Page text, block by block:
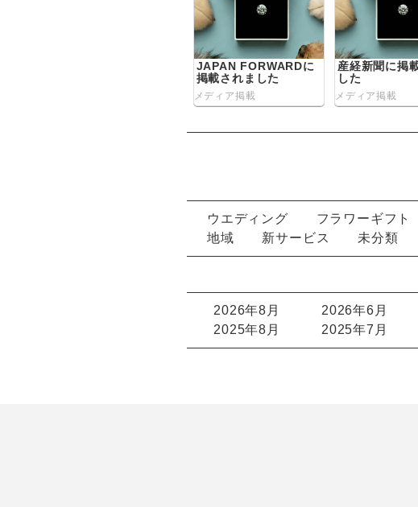
JAPAN FORWARDに
掲載されました
メディア掲載
産経新聞に掲
した
メディア掲載
ウエディング フラワーギフト
地域
新サービス 未分類
2026年8月 2026年6月
2025年8月
2025年7月